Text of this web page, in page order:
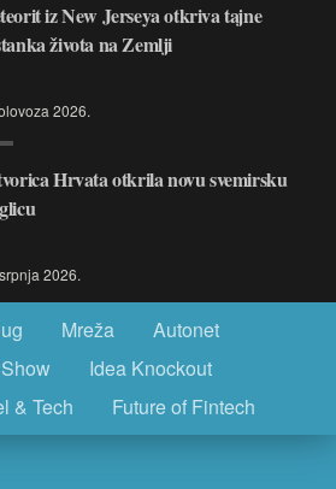
iz New Jerseya otkriva tajne
života na Zemlji
2026.
Hrvata otkrila novu svemirsku
2026.
Mreža
Autonet
Idea Knockout
& Tech
Future of Fintech